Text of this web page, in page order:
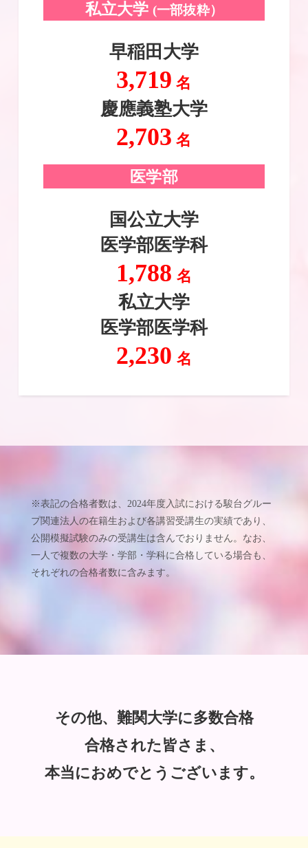
私立大学 (一部抜粋）
早稲田大学
3,719 名
慶應義塾大学
2,703 名
医学部
国公立大学
医学部医学科
1,788 名
私立大学
医学部医学科
2,230 名
※表記の合格者数は、2024年度入試における駿台グルー
プ関連法人の在籍生および各講習受講生の実績であり、
公開模擬試験のみの受講生は含んでおりません。なお、
一人で複数の大学・学部・学科に合格している場合も、
それぞれの合格者数に含みます。
その他、難関大学に多数合格
合格された皆さま、
本当におめでとうございます。